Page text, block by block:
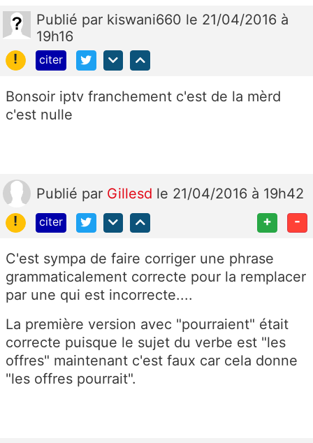
Publié par kiswani660 le 21/04/2016 à
19h16
!
citer
Bonsoir iptv franchement c'est de la mèrd
c'est nulle
Publié par Gillesd le 21/04/2016 à 19h42
!
citer + -
C'est sympa de faire corriger une phrase
grammaticalement correcte pour la remplacer
par une qui est incorrecte....
La première version avec "pourraient" était
correcte puisque le sujet du verbe est "les
offres" maintenant c'est faux car cela donne
"les offres pourrait".